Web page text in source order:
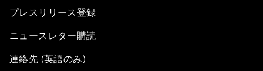
プレスリリース登録
ニュースレター購読
連絡先 (英語のみ)